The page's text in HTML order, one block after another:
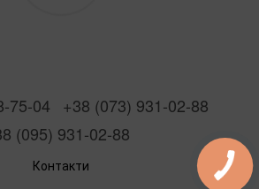
75-04
+38 (073) 931-02-88
(095) 931-02-88
Контакти